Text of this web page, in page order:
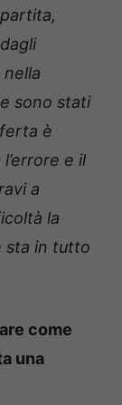
sono stati
è
e il
a
la
sta in tutto
come
una